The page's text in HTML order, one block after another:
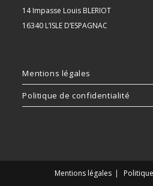
14 Impasse Louis BLERIOT
16340 L’ISLE D’ESPAGNAC
Mentions légales
Politique de confidentialité
Mentions légales